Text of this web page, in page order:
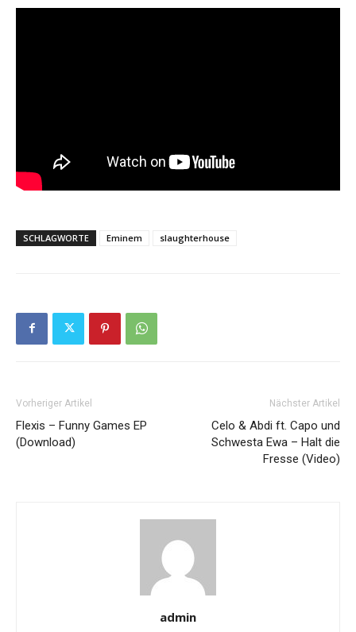
SCHLAGWORTE Eminem slaughterhouse
Vorheriger Artikel
Flexis – Funny Games EP
(Download)
Nächster Artikel
Celo & Abdi ft. Capo und
Schwesta Ewa – Halt die
Fresse (Video)
admin